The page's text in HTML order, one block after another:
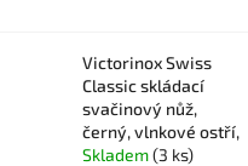
Victorinox Swiss
Classic skládací
svačinový nůž,
černý, vlnkové ostří,
Skladem(3 ks)